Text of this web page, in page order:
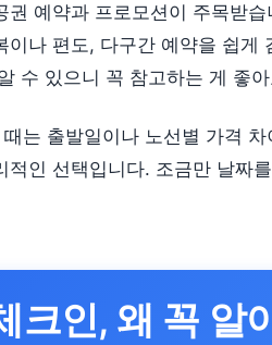
예약과 프로모션이 주목받
나 편도, 다구간 예약을 쉽게
수 있으니 꼭 참고하는 게 좋
는 출발일이나 노선별 가격
인 선택입니다. 조금만 날짜
크인, 왜 꼭 알